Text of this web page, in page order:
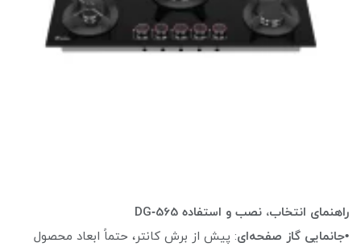
راهنمای انتخاب، نصب و استفاده DG‑565
•جانمایی گاز صفحه‌ای: پیش از برش کانتر، حتماً ابعاد محصول